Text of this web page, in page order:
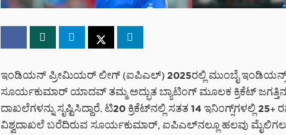
ಇಂಡಿಯನ್ ಪ್ರೀಮಿಯರ್ ಲೀಗ್ (ಐಪಿಎಲ್) 2025ರಲ್ಲಿ ಮುಂಬೈ
ಸೂರ್ಯಕುಮಾರ್ ಯಾದವ್ ತಮ್ಮ ಅದ್ಭುತ ಬ್ಯಾಟಿಂಗ್ ಮೂಲಕ ಕ್ರಿಕೆಟ್
ದಾಖಲೆಗಳನ್ನು ಸೃಷ್ಟಿಸಿದ್ದಾರೆ. ಟಿ20 ಕ್ರಿಕೆಟ್‌ನಲ್ಲಿ ಸತತ 14 ಇನಿಂಗ್ಸ್‌ಗಳಲ್ಲಿ
ವಿಶ್ವದಾಖಲೆ ಬರೆದಿರುವ ಸೂರ್ಯಕುಮಾರ್, ಐಪಿಎಲ್‌ನಲ್ಲೂ ಹಲವು